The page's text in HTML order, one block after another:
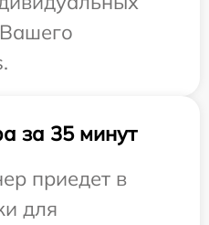
за 35 минут
приедет в
для